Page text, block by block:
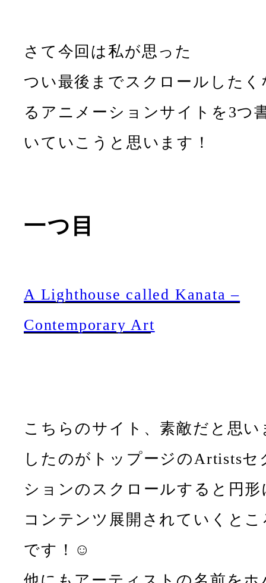
さて今回は私が思った
つい最後までスクロールしたく
るアニメーションサイトを3つ
いていこうと思います！
一つ目
A Lighthouse called Kanata –
Contemporary Art
こちらのサイト、素敵だと思い
したのがトップージのArtistsセ
ションのスクロールすると円形
コンテンツ展開されていくとこ
です！☺️